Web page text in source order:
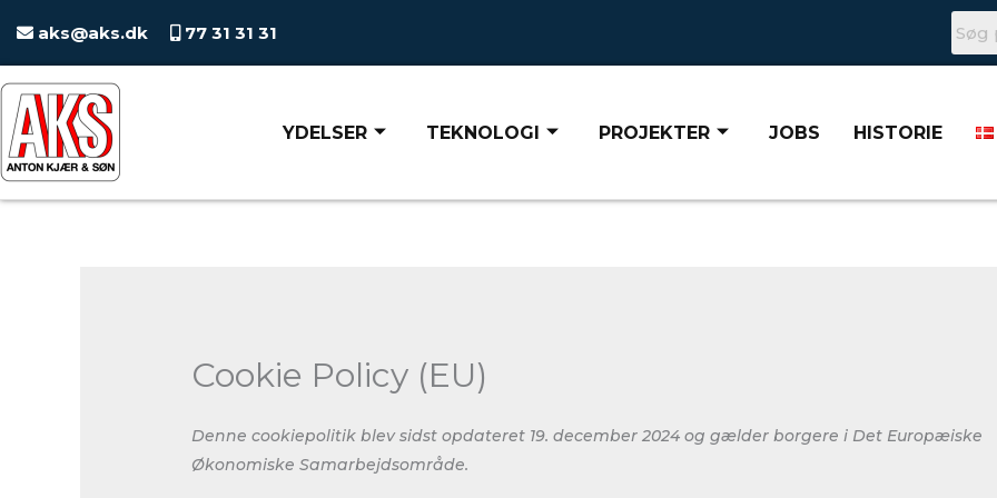
aks@aks.dk 77 31 31 31
YDELSER TEKNOLOGI PROJEKTER JOBS HISTORIE
Cookie Policy (EU)
Denne cookiepolitik blev sidst opdateret 19. december 2024 og gælder borgere i Det Europæiske
Økonomiske Samarbejdsområde.